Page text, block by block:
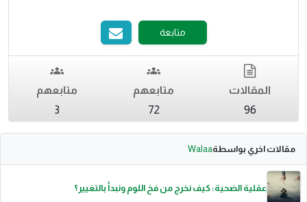
متابعة
المقالات
96
متابعهم
72
متابعهم
3
مقالات اخري بواسطةWalaa
عقلية الضحية: كيف نخرج من فخ اللوم ونبدأ بالتغيير؟